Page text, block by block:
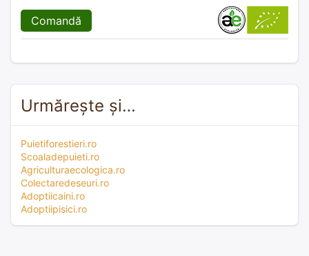
Comandă
Urmărește și…
Puietiforestieri.ro
Scoaladepuieti.ro
Agriculturaecologica.ro
Colectaredeseuri.ro
Adoptiicaini.ro
Adoptiipisici.ro